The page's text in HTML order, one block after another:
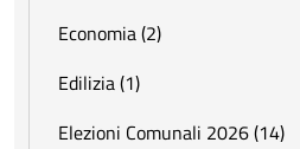
Economia (2)
Edilizia (1)
Elezioni Comunali 2026 (14)